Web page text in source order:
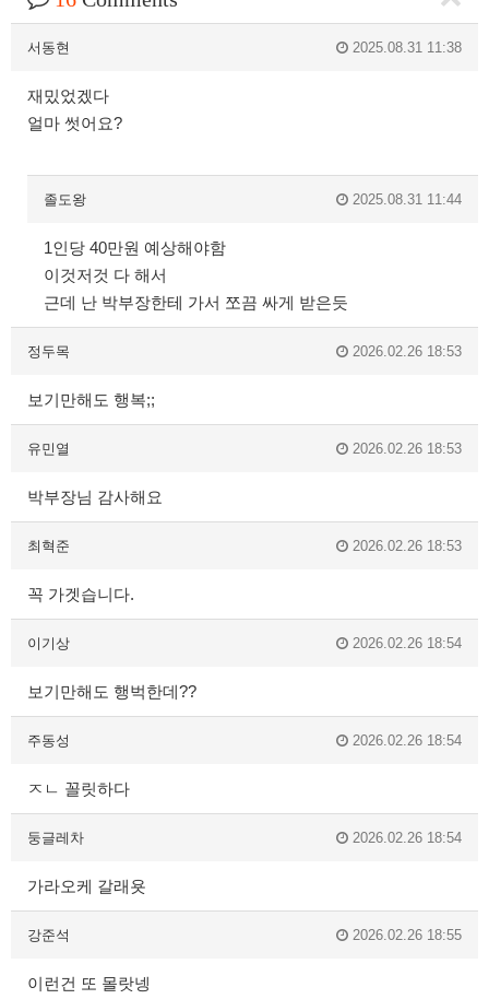
서동현 2025.08.31 11:38
재밌었겠다
얼마 썻어요?
졸도왕 2025.08.31 11:44
1인당 40만원 예상해야함
이것저것 다 해서
근데 난 박부장한테 가서 쪼끔 싸게 받은듯
정두목 2026.02.26 18:53
보기만해도 행복;;
유민열 2026.02.26 18:53
박부장님 감사해요
최혁준 2026.02.26 18:53
꼭 가겟습니다.
이기상 2026.02.26 18:54
보기만해도 행벅한데??
주동성 2026.02.26 18:54
ㅈㄴ 꼴릿하다
둥글레차 2026.02.26 18:54
가라오케 갈래욧
강준석 2026.02.26 18:55
이런건 또 몰랏넹